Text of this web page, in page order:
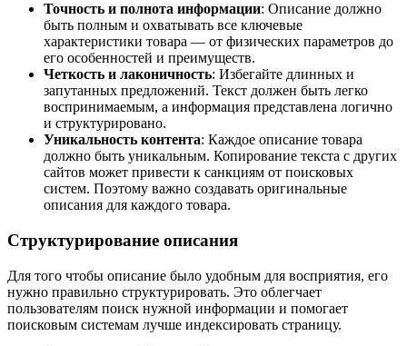
Точность и полнота информации: Описание должно
быть полным и охватывать все ключевые
характеристики товара — от физических параметров до
его особенностей и преимуществ.
Четкость и лаконичность: Избегайте длинных и
запутанных предложений. Текст должен быть легко
воспринимаемым, а информация представлена логично
и структурировано.
Уникальность контента: Каждое описание товара
должно быть уникальным. Копирование текста с других
сайтов может привести к санкциям от поисковых
систем. Поэтому важно создавать оригинальные
описания для каждого товара.
Структурирование описания
Для того чтобы описание было удобным для восприятия, его
нужно правильно структурировать. Это облегчает
пользователям поиск нужной информации и помогает
поисковым системам лучше индексировать страницу.